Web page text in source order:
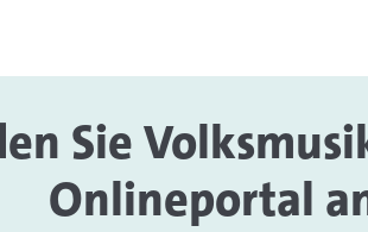
Sie
Onlineportal